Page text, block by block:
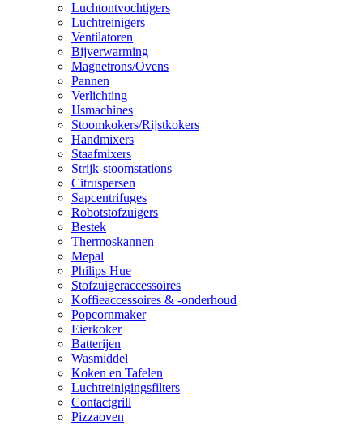
Luchtontvochtigers
Luchtreinigers
Ventilatoren
Bijverwarming
Magnetrons/Ovens
Pannen
Verlichting
IJsmachines
Stoomkokers/Rijstkokers
Handmixers
Staafmixers
Strijk-stoomstations
Citruspersen
Sapcentrifuges
Robotstofzuigers
Bestek
Thermoskannen
Mepal
Philips Hue
Stofzuigeraccessoires
Koffieaccessoires & -onderhoud
Popcornmaker
Eierkoker
Batterijen
Wasmiddel
Koken en Tafelen
Luchtreinigingsfilters
Contactgrill
Pizzaoven